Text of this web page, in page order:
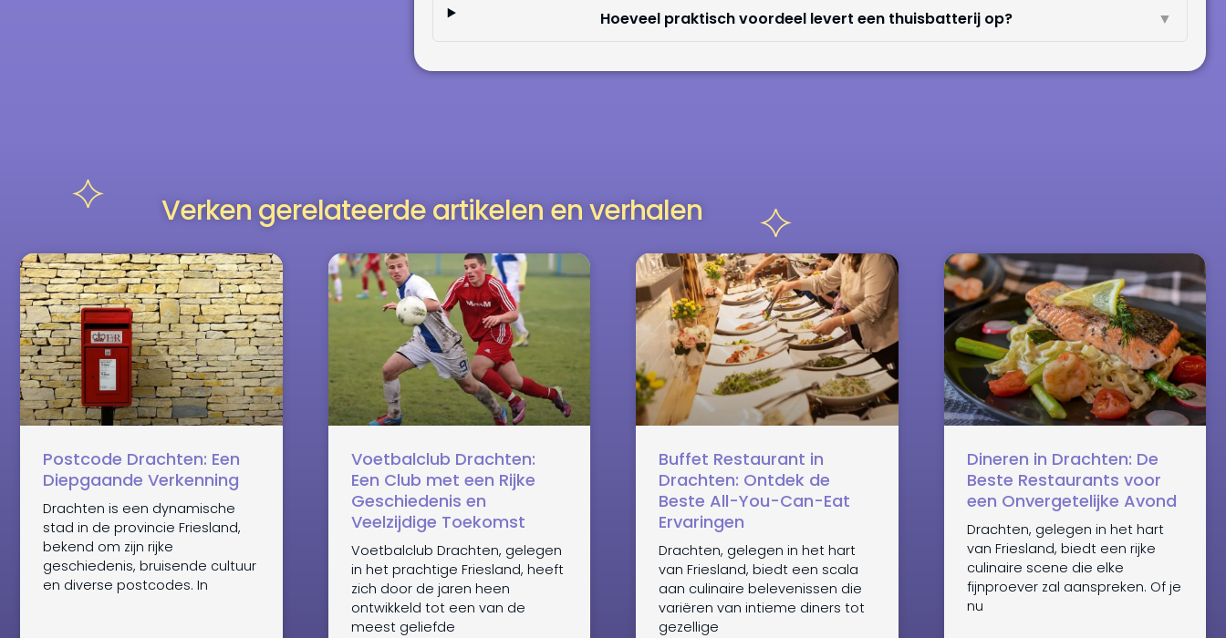
Hoeveel praktisch voordeel levert een thuisbatterij op? ▼
Verken gerelateerde artikelen en verhalen
Postcode Drachten: Een
Diepgaande Verkenning
Drachten is een dynamische
stad in de provincie Friesland,
bekend om zijn rijke
geschiedenis, bruisende cultuur
en diverse postcodes. In
Voetbalclub Drachten:
Een Club met een Rijke
Geschiedenis en
Veelzijdige Toekomst
Voetbalclub Drachten, gelegen
in het prachtige Friesland, heeft
zich door de jaren heen
ontwikkeld tot een van de
meest geliefde
Buffet Restaurant in
Drachten: Ontdek de
Beste All-You-Can-Eat
Ervaringen
Drachten, gelegen in het hart
van Friesland, biedt een scala
aan culinaire belevenissen die
variëren van intieme diners tot
gezellige
Dineren in Drachten: De
Beste Restaurants voor
een Onvergetelijke Avond
Drachten, gelegen in het hart
van Friesland, biedt een rijke
culinaire scene die elke
fijnproever zal aanspreken. Of je
nu